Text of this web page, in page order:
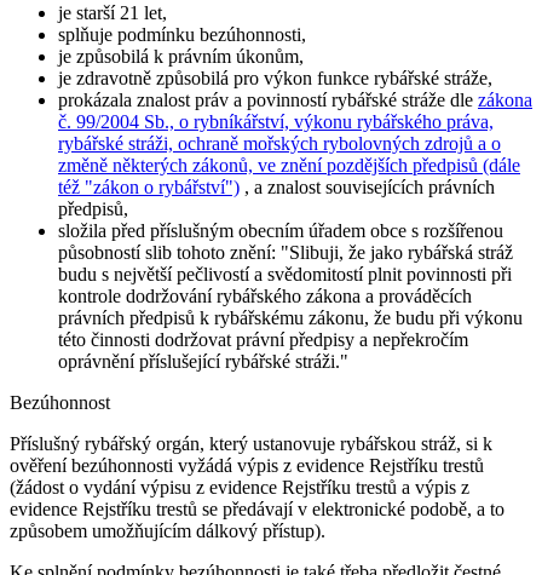
je starší 21 let,
splňuje podmínku bezúhonnosti,
je způsobilá k právním úkonům,
je zdravotně způsobilá pro výkon funkce rybářské stráže,
prokázala znalost práv a povinností rybářské stráže dle zákona
č. 99/2004 Sb., o rybníkářství, výkonu rybářského práva,
rybářské stráži, ochraně mořských rybolovných zdrojů a o
změně některých zákonů, ve znění pozdějších předpisů (dále
též "zákon o rybářství") , a znalost souvisejících právních
předpisů,
složila před příslušným obecním úřadem obce s rozšířenou
působností slib tohoto znění: "Slibuji, že jako rybářská stráž
budu s největší pečlivostí a svědomitostí plnit povinnosti při
kontrole dodržování rybářského zákona a prováděcích
právních předpisů k rybářskému zákonu, že budu při výkonu
této činnosti dodržovat právní předpisy a nepřekročím
oprávnění příslušející rybářské stráži."
Bezúhonnost
Příslušný rybářský orgán, který ustanovuje rybářskou stráž, si k
ověření bezúhonnosti vyžádá výpis z evidence Rejstříku trestů
(žádost o vydání výpisu z evidence Rejstříku trestů a výpis z
evidence Rejstříku trestů se předávají v elektronické podobě, a to
způsobem umožňujícím dálkový přístup).